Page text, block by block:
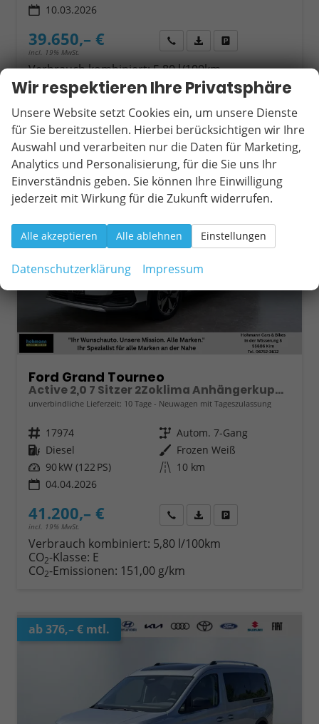
10.03.2026
39.650,– €
incl. 19% MwSt.
Wir rufen Sie anFahrzeugexposé (PDF)
Verbrauch kombiniert:5,80 l/100km
CO2-Klasse: E
CO -Emissionen:151,00 g/km
ab 376,– € mtl.
Ford Grand Tourneo
Active 2,0 7 Sitzer 2Zoklima Anhängerkupplung Panoramadach AGR Sitze Sitzheizung Einparkhilfe Kamera 17 Zoll Leichtmetall ACC
unverbindliche Lieferzeit: 10 Tage Neuwagen mit Tageszulassung
Fahrzeugnr. 17974 Getriebe Autom. 7-Gang
Kraftstoff Diesel Außenfarbe Frozen Weiß
Leistung 90 kW (122 PS) Kilometerstand 10 km
04.04.2026
41.200,– €
incl. 19% MwSt.
Wir rufen Sie anFahrzeugexposé (PDF)
Verbrauch kombiniert: 5,80 l/100km
CO2-Klasse: E
CO2-Emissionen: 151,00 g/km
ab 376,– € mtl.
Wir respektieren Ihre Privatsphäre
Unsere Website setzt Cookies ein, um unsere Dienste
für Sie bereitzustellen. Hierbei berücksichtigen wir Ihre
Auswahl und verarbeiten nur die Daten für Marketing,
Analytics und Personalisierung, für die Sie uns Ihr
Einverständnis geben. Sie können Ihre Einwilligung
jederzeit mit Wirkung für die Zukunft widerrufen.
Alle akzeptieren Alle ablehnen Einstellungen
Datenschutzerklärung Impressum